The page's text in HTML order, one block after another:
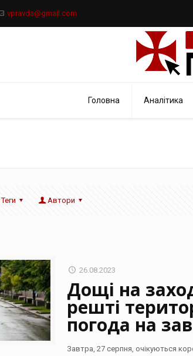
vpravda@gmail.com
Головна Аналітика
Теги Автори
26.08.2023
Дощі на
решті
погода на
Завтра, 27 серпня, очікуються